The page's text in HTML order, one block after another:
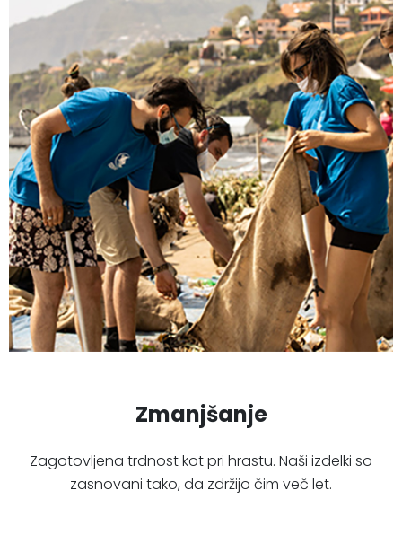
Zmanjšanje
Zagotovljena trdnost kot pri hrastu. Naši izdelki so
zasnovani tako, da zdržijo čim več let.